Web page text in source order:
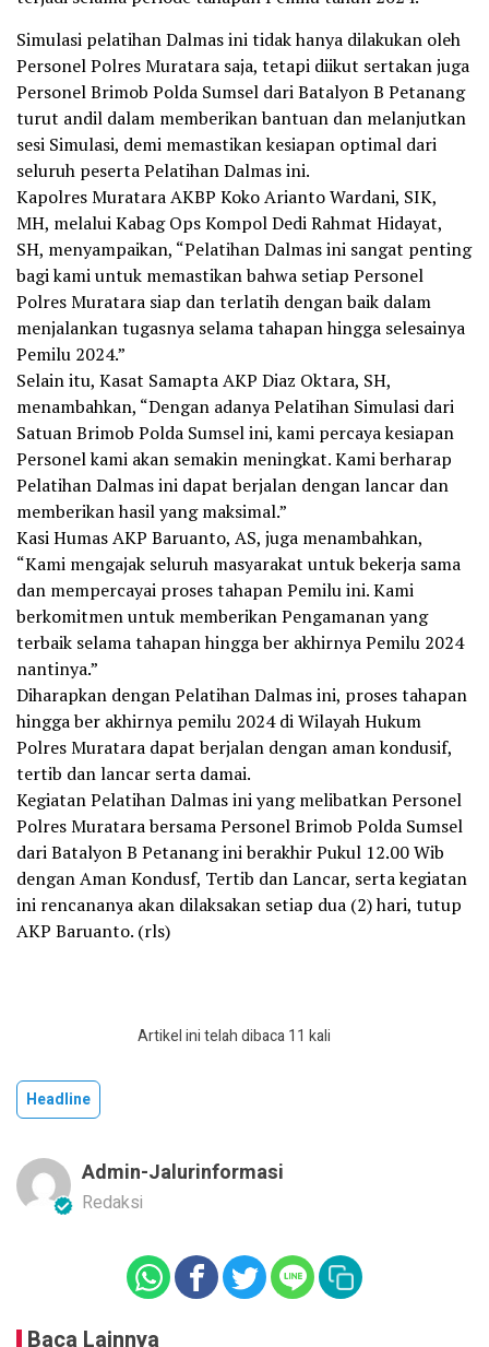
Simulasi pelatihan Dalmas ini tidak hanya dilakukan oleh
Personel Polres Muratara saja, tetapi diikut sertakan juga
Personel Brimob Polda Sumsel dari Batalyon B Petanang
turut andil dalam memberikan bantuan dan melanjutkan
sesi Simulasi, demi memastikan kesiapan optimal dari
seluruh peserta Pelatihan Dalmas ini.
Kapolres Muratara AKBP Koko Arianto Wardani, SIK,
MH, melalui Kabag Ops Kompol Dedi Rahmat Hidayat,
SH, menyampaikan, “Pelatihan Dalmas ini sangat penting
bagi kami untuk memastikan bahwa setiap Personel
Polres Muratara siap dan terlatih dengan baik dalam
menjalankan tugasnya selama tahapan hingga selesainya
Pemilu 2024.”
Selain itu, Kasat Samapta AKP Diaz Oktara, SH,
menambahkan, “Dengan adanya Pelatihan Simulasi dari
Satuan Brimob Polda Sumsel ini, kami percaya kesiapan
Personel kami akan semakin meningkat. Kami berharap
Pelatihan Dalmas ini dapat berjalan dengan lancar dan
memberikan hasil yang maksimal.”
Kasi Humas AKP Baruanto, AS, juga menambahkan,
“Kami mengajak seluruh masyarakat untuk bekerja sama
dan mempercayai proses tahapan Pemilu ini. Kami
berkomitmen untuk memberikan Pengamanan yang
terbaik selama tahapan hingga ber akhirnya Pemilu 2024
nantinya.”
Diharapkan dengan Pelatihan Dalmas ini, proses tahapan
hingga ber akhirnya pemilu 2024 di Wilayah Hukum
Polres Muratara dapat berjalan dengan aman kondusif,
tertib dan lancar serta damai.
Kegiatan Pelatihan Dalmas ini yang melibatkan Personel
Polres Muratara bersama Personel Brimob Polda Sumsel
dari Batalyon B Petanang ini berakhir Pukul 12.00 Wib
dengan Aman Kondusf, Tertib dan Lancar, serta kegiatan
ini rencananya akan dilaksakan setiap dua (2) hari, tutup
AKP Baruanto. (rls)
Artikel ini telah dibaca 11 kali
Headline
Admin-Jalurinformasi
Redaksi
Baca Lainnya